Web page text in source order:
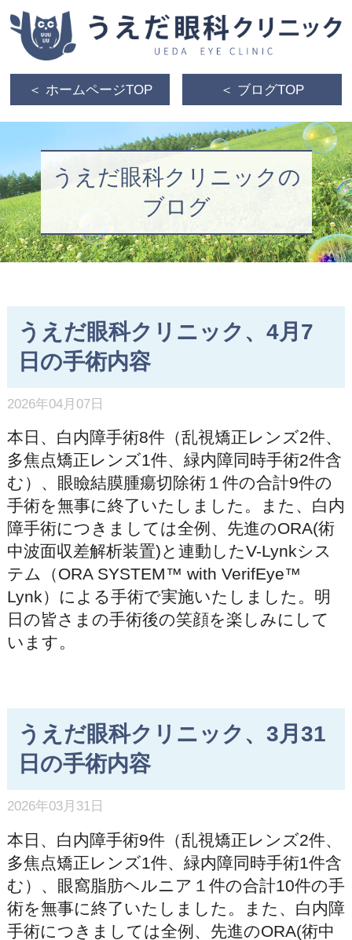
＜ ホームページTOP ＜ ブログTOP
うえだ眼科クリニックの
ブログ
うえだ眼科クリニック、4月7
日の手術内容
2026年04月07日
本日、白内障手術8件（乱視矯正レンズ2件、
多焦点矯正レンズ1件、緑内障同時手術2件含
む）、眼瞼結膜腫瘍切除術１件の合計9件の
手術を無事に終了いたしました。また、白内
障手術につきましては全例、先進のORA(術
中波面収差解析装置)と連動したV-Lynkシス
テム（ORA SYSTEM™ with VerifEye™
Lynk）による手術で実施いたしました。明
日の皆さまの手術後の笑顔を楽しみにして
います。
うえだ眼科クリニック、3月31
日の手術内容
2026年03月31日
本日、白内障手術9件（乱視矯正レンズ2件、
多焦点矯正レンズ1件、緑内障同時手術1件含
む）、眼窩脂肪ヘルニア１件の合計10件の手
術を無事に終了いたしました。また、白内障
手術につきましては全例、先進のORA(術中